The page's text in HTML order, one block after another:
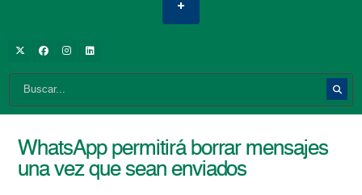
WhatsApp permitirá borrar mensajes
una vez que sean enviados